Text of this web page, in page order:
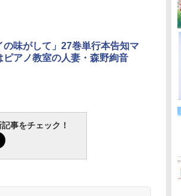
の味がして」27巻単行本告知マ
アノ教室の人妻・森野絢音
事をチェック！